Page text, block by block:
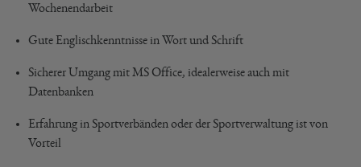
Wochenendarbeit
Gute Englischkenntnisse in Wort und Schrift
Sicherer Umgang mit MS Office, idealerweise auch mit
Datenbanken
Erfahrung in Sportverbänden oder der Sportverwaltung ist von
Vorteil